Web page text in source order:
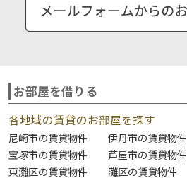
お部屋を借りる
各地域の賃貸のお部屋を探す
尼崎市の賃貸物件 伊丹市の賃貸物件
宝塚市の賃貸物件
芦屋市の賃貸物件
東灘区の賃貸物件
灘区の賃貸物件